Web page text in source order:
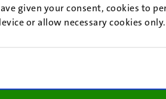
given your consent, cookies to
or allow necessary cookies